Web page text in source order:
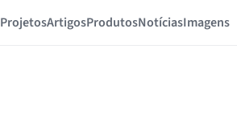
ProjetosArtigosProdutosNotíciasImagens